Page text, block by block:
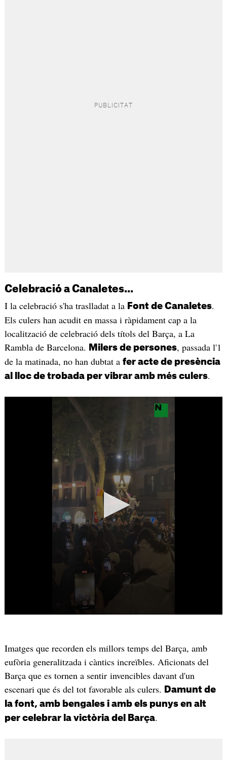
Celebració a Canaletes...
I la celebració s'ha traslladat a la Font de Canaletes.
Els culers han acudit en massa i ràpidament cap a la
localització de celebració dels títols del Barça, a La
Rambla de Barcelona.
Milers de persones, passada l'1
de la matinada, no han dubtat a fer acte de presència
al lloc de trobada per vibrar amb més culers.
Imatges que recorden els millors temps del Barça, amb
eufòria generalitzada i càntics increïbles. Aficionats del
Barça que es tornen a sentir invencibles davant d'un
escenari que és del tot favorable als culers.
Damunt de
la font, amb bengales i amb els punys en alt
per celebrar la victòria del Barça.